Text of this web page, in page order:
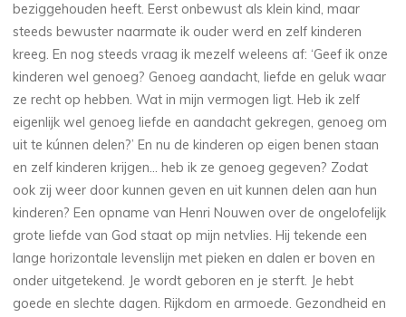
beziggehouden heeft. Eerst onbewust als klein kind, maar
steeds bewuster naarmate ik ouder werd en zelf kinderen
kreeg. En nog steeds vraag ik mezelf weleens af: ‘Geef ik onze
kinderen wel genoeg? Genoeg aandacht, liefde en geluk waar
ze recht op hebben. Wat in mijn vermogen ligt. Heb ik zelf
eigenlijk wel genoeg liefde en aandacht gekregen, genoeg om
uit te kúnnen delen?’ En nu de kinderen op eigen benen staan
en zelf kinderen krijgen… heb ik ze genoeg gegeven? Zodat
ook zij weer door kunnen geven en uit kunnen delen aan hun
kinderen? Een opname van Henri Nouwen over de ongelofelijk
grote liefde van God staat op mijn netvlies. Hij tekende een
lange horizontale levenslijn met pieken en dalen er boven en
onder uitgetekend. Je wordt geboren en je sterft. Je hebt
goede en slechte dagen. Rijkdom en armoede. Gezondheid en